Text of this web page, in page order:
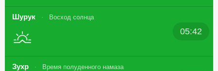
Шурук Восход солнца
05:42
Зухр Время полуденного намаза